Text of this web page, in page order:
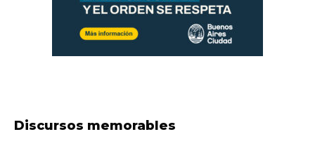
Discursos memorables